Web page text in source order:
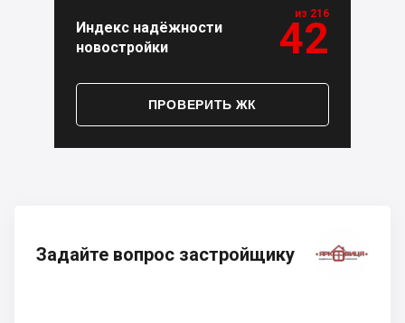
Индекс надёжности
новостройки
из 216
42
ПРОВЕРИТЬ ЖК
Задайте вопрос застройщику